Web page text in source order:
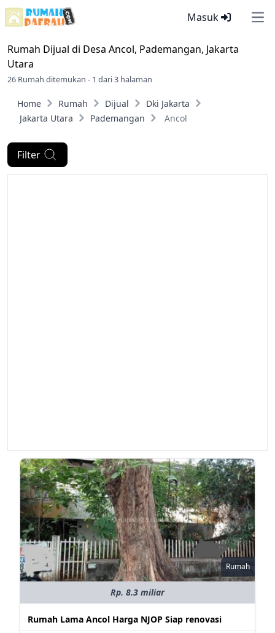
Masuk
Rumah Dijual di Desa Ancol, Pademangan, Jakarta
Utara
26 Rumah ditemukan - 1 dari 3 halaman
Home Rumah Dijual
Dki Jakarta
Jakarta Utara
Pademangan Ancol
Filter
Rumah
Rp. 8.3 miliar
Rumah Lama Ancol Harga NJOP Siap renovasi